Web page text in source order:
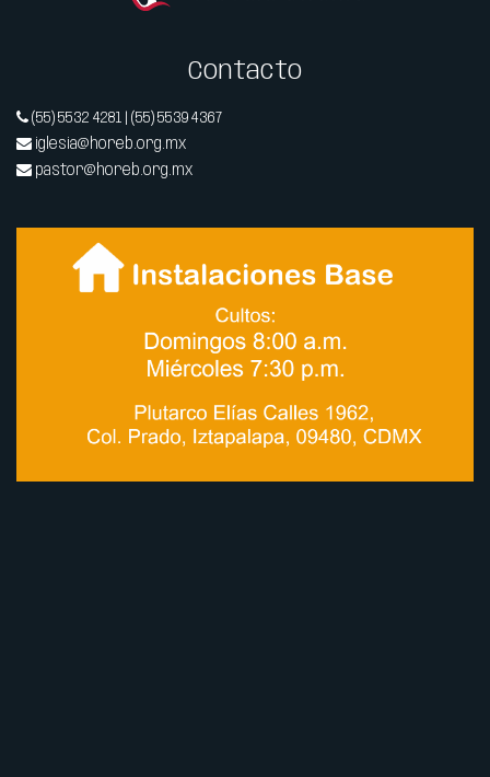
Contacto
(55) 5532 4281 | (55) 5539 4367
iglesia@horeb.org.mx
pastor@horeb.org.mx